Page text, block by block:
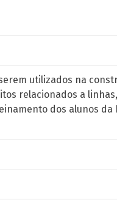
utilizados na
relacionados a
dos alunos da